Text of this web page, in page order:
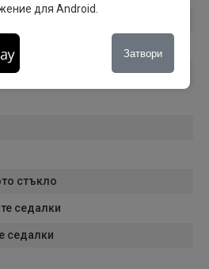
на вътрешното огледало
стъкло
седалки
седалки
для Android.
Затвори